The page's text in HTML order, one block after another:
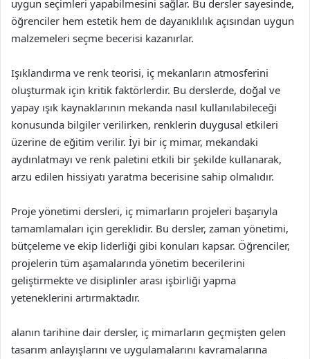
uygun seçimleri yapabilmesini sağlar. Bu dersler sayesinde,
öğrenciler hem estetik hem de dayanıklılık açısından uygun
malzemeleri seçme becerisi kazanırlar.
Işıklandırma ve renk teorisi, iç mekanların atmosferini
oluşturmak için kritik faktörlerdir. Bu derslerde, doğal ve
yapay ışık kaynaklarının mekanda nasıl kullanılabileceği
konusunda bilgiler verilirken, renklerin duygusal etkileri
üzerine de eğitim verilir. İyi bir iç mimar, mekandaki
aydınlatmayı ve renk paletini etkili bir şekilde kullanarak,
arzu edilen hissiyatı yaratma becerisine sahip olmalıdır.
Proje yönetimi dersleri, iç mimarların projeleri başarıyla
tamamlamaları için gereklidir. Bu dersler, zaman yönetimi,
bütçeleme ve ekip liderliği gibi konuları kapsar. Öğrenciler,
projelerin tüm aşamalarında yönetim becerilerini
geliştirmekte ve disiplinler arası işbirliği yapma
yeteneklerini artırmaktadır.
alanın tarihine dair dersler, iç mimarların geçmişten gelen
tasarım anlayışlarını ve uygulamalarını kavramalarına